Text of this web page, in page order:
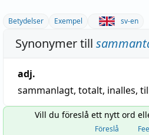
Betydelser Exempel sv-en
Synonymer till
adj.
sammanlagt, totalt, inalles,
Vill du föreslå ett nytt ord
Föreslå